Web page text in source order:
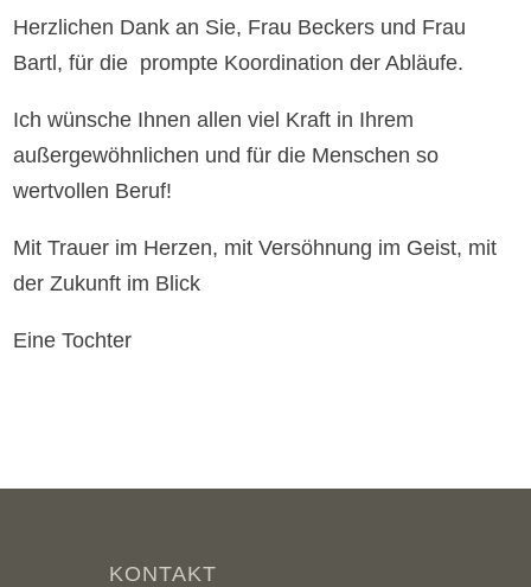
Herzlichen Dank an Sie, Frau Beckers und Frau
Bartl, für die prompte Koordination der Abläufe.
Ich wünsche Ihnen allen viel Kraft in Ihrem
außergewöhnlichen und für die Menschen so
wertvollen Beruf!
Mit Trauer im Herzen, mit Versöhnung im Geist, mit
der Zukunft im Blick
Eine Tochter
KONTAKT